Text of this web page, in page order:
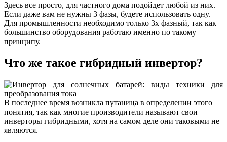
Здесь все просто, для частного дома подойдет любой из них.
Если даже вам не нужны 3 фазы, будете использовать одну.
Для промышленности необходимо только 3х фазный, так как
большинство оборудования работаю именно по такому
принципу.
Что же такое гибридный инвертор?
В последнее время возникла путаница в определении этого
понятия, так как многие производители называют свои
инверторы гибридными, хотя на самом деле они таковыми не
являются.